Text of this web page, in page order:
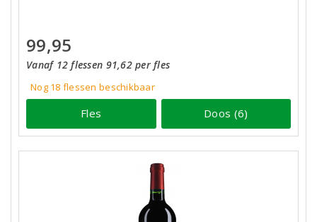
99,95
Vanaf 12 flessen 91,62 per fles
Nog 18 flessenbeschikbaar
Fles Doos (6)